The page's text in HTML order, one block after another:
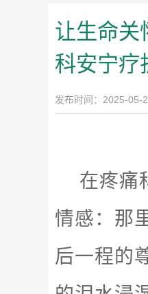
让生命
科安宁疗
发布时间：2025-05-
在疼痛
情感：那
后一程的